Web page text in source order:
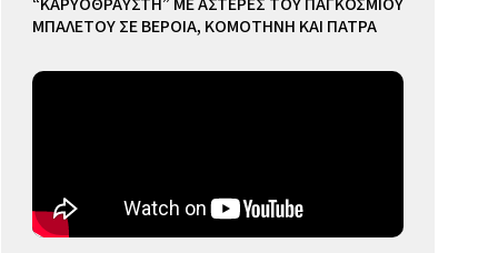
ΜΠΑΛΕΤΟΥ ΣΕ ΒΕΡΟΙΑ, ΚΟΜΟΤΗΝΗ ΚΑΙ ΠΑΤΡΑ